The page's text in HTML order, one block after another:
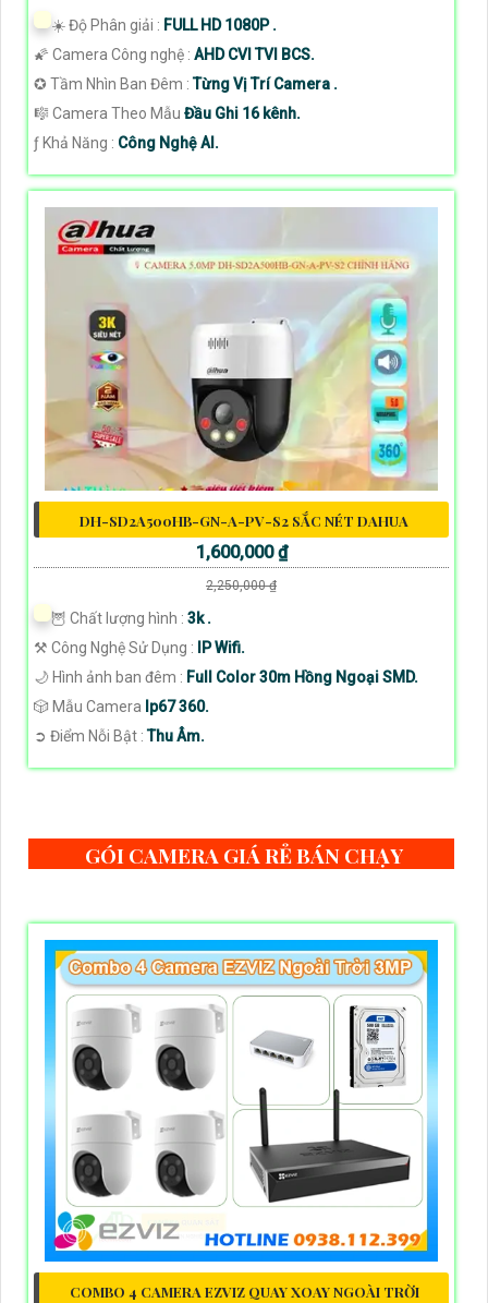
☀️ Độ Phân giải : FULL HD 1080P .
🌠 Camera Công nghệ : AHD CVI TVI BCS.
✪ Tầm Nhìn Ban Đêm :Từng Vị Trí Camera .
🎼️ Camera Theo Mẫu Đầu Ghi 16 kênh.
️ƒ Khả Năng : Công Nghệ AI.
DH-SD2A500HB-GN-A-PV-S2 SẮC NÉT DAHUA
1,600,000 ₫
2,250,000 ₫
🦉 Chất lượng hình : 3k .
⚒ Công Nghệ Sử Dụng :
IP Wifi.
🌙 Hình ảnh ban đêm : Full Color 30m Hồng Ngoại SMD.
🎲 Mẫu Camera Ip67 360.
️➲ Điểm Nỗi Bật :Thu Âm.
GÓI CAMERA GIÁ RẺ BÁN CHẠY
COMBO 4 CAMERA EZVIZ QUAY XOAY NGOÀI TRỜI